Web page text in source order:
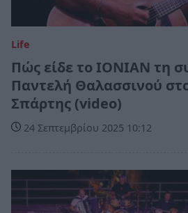
Life
Πώς είδε το ΙΟΝΙΑΝ τη
Παντελή Θαλασσινού
Σπάρτης (video)
24 Σεπτεμβρίου 2025 10:12